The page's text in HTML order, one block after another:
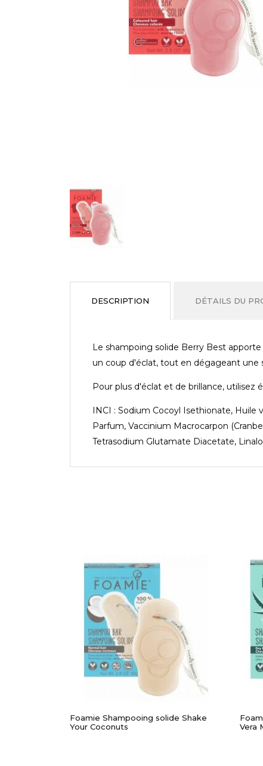
DESCRIPTION DÉTAILS DU
Le shampoing solide Berry Best
un coup d'éclat, tout en dégageant une
Pour plus d'éclat et de brillance,
INCI : Sodium Cocoyl Isethionate, Huile
Parfum, Vaccinium Macrocarpon
Tetrasodium Glutamate Diacetate,
Foamie Shampooing solide Shake
Your Coconuts
Vera